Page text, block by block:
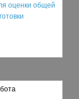
оценки общей